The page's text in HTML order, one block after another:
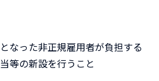
なった非正規雇用者が負担する
等の新設を行うこと